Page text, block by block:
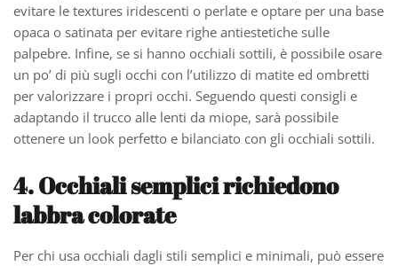
evitare le textures iridescenti o perlate e optare per una base
opaca o satinata per evitare righe antiestetiche sulle
palpebre. Infine, se si hanno occhiali sottili, è possibile osare
un po’ di più sugli occhi con l’utilizzo di matite ed ombretti
per valorizzare i propri occhi. Seguendo questi consigli e
adaptando il trucco alle lenti da miope, sarà possibile
ottenere un look perfetto e bilanciato con gli occhiali sottili.
4. Occhiali semplici richiedono
labbra colorate
Per chi usa occhiali dagli stili semplici e minimali, può essere